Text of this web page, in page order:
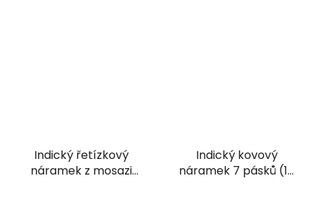
Indický řetízkový
náramek z mosazi
Indický kovový
náramek 7 pásků (15